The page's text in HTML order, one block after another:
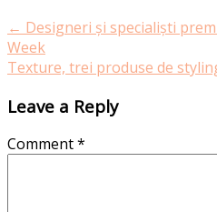
← Designeri și specialiști
Week
Texture, trei produse de
Leave a Reply
Comment*